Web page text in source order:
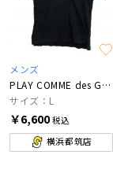
メンズ
PLAY COMME des GARCONS
サイズ：L
￥6,600税込
横浜都筑店